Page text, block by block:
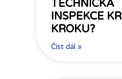
TECHNICKÁ
INSPEKCE
KROKU?
Číst dál »